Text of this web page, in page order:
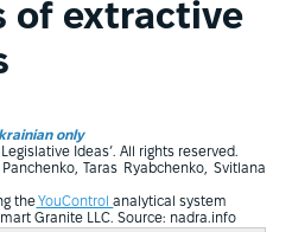
of extractive
only
Ideas’. All rights reserved.
Taras Ryabchenko, Svitlana
theYouControlanalytical system
Granite LLC. Source: nadra.info